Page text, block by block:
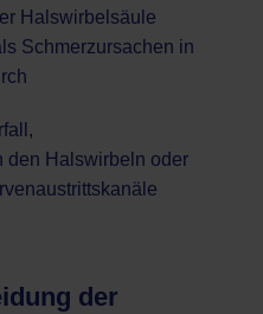
Halswirbelsäule
Schmerzursachen in
,
den Halswirbeln oder
der